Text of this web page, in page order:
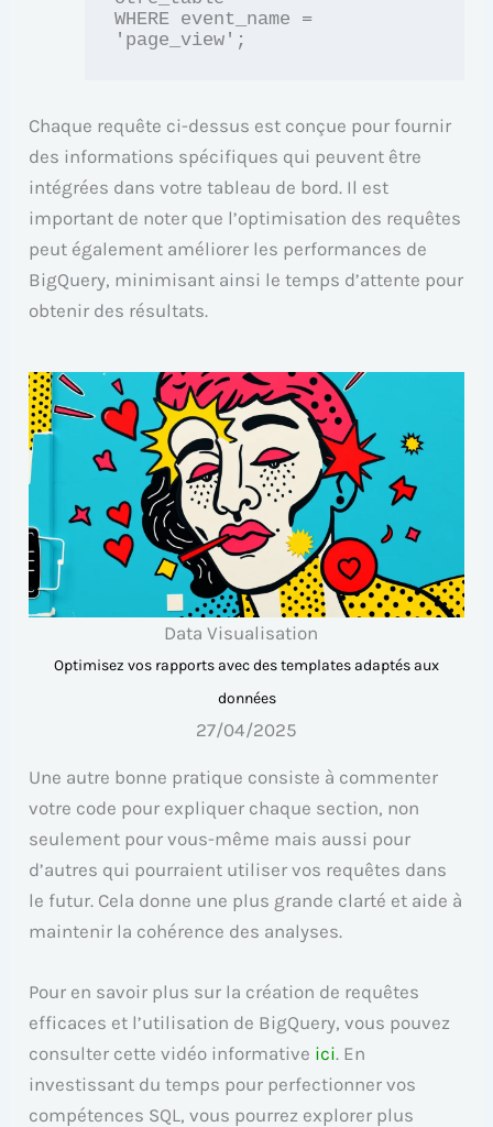
WHERE event_name =
'page_view';
Chaque requête ci-dessus est conçue pour fournir
des informations spécifiques qui peuvent être
intégrées dans votre tableau de bord. Il est
important de noter que l’optimisation des requêtes
peut également améliorer les performances de
BigQuery, minimisant ainsi le temps d’attente pour
obtenir des résultats.
Data Visualisation
Optimisez vos rapports avec des templates adaptés aux
données
27/04/2025
Une autre bonne pratique consiste à commenter
votre code pour expliquer chaque section, non
seulement pour vous-même mais aussi pour
d’autres qui pourraient utiliser vos requêtes dans
le futur. Cela donne une plus grande clarté et aide à
maintenir la cohérence des analyses.
Pour en savoir plus sur la création de requêtes
efficaces et l’utilisation de BigQuery, vous pouvez
consulter cette vidéo informative ici. En
investissant du temps pour perfectionner vos
compétences SQL, vous pourrez explorer plus